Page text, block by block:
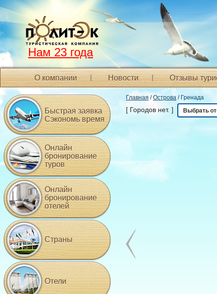
Нам 23 года
О компании Новости Отзывы
Главная /Острова / Гренада
[ Городов нет. ] Выбрать
Быстрая заявка
Сэкономь время
Онлайн
бронирование
туров
Онлайн
бронирование
отелей
Страны
Отели